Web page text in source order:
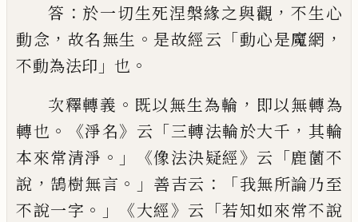
答 ： 於一切生死涅槃緣之與觀 ，不生心
動念 ， 故名無生 。 是故經云 「動心是魔網 ，
不動為法印 」 也 。
次釋轉義 。 既以無生為輪 ， 即以無轉為
轉也 。《淨名》 云 「三轉法輪於大千 ，其輪
本來常清淨 。」《像法決疑經》 云 「鹿薗不
說 ， 鵠樹無言 。」 善吉云 ：「我無所論乃至
不說一字 。」《大經》 云 「若知如來常不說